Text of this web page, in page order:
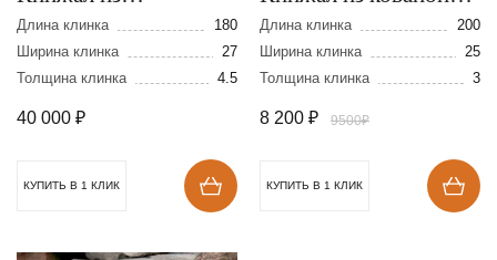
порошковой стали
CPM S90V
Длина клинка
180
Ширина клинка
27
Толщина клинка
4.5
40 000 ₽
КУПИТЬ В 1 КЛИК
стали 110Х18
Длина клинка
200
Ширина клинка
25
Толщина клинка
3
8 200 ₽ 9500₽
КУПИТЬ В 1 КЛИК